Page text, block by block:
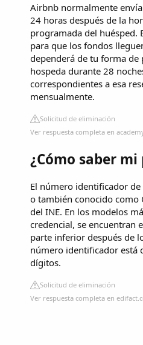
Airbnb normalmente
24 horas después de la
programada del huésped.
para que los fondos
dependerá de tu forma de
hospeda durante 28
correspondientes a esa
mensualmente.
Solicitud de eliminación
Ver respuesta completa en
¿Cómo saber
El número identificador
o también conocido como
del INE. En los modelos
credencial, se encuentran
parte inferior después de
número identificador está
dígitos.
Solicitud de eliminación
Ver respuesta completa en